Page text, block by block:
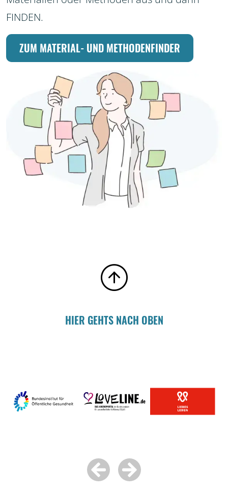
FINDEN.
ZUM MATERIAL- UND METHODENFINDER
HIER GEHTS NACH OBEN